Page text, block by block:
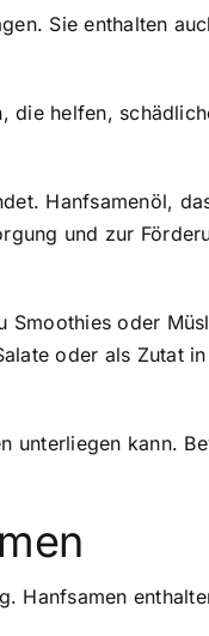
Sie enthalten
die helfen,
Hanfsamenöl,
und zur
Smoothies oder
oder als Zutat
unterliegen kann.
Hanfsamen